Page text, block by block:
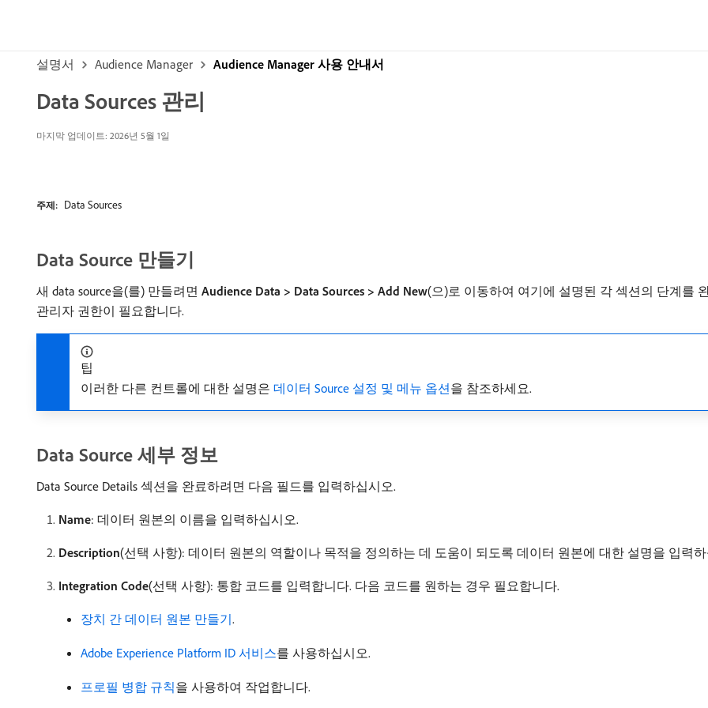
설명서 Audience Manager Audience Manager 사용 안내서
Data Sources 관리
마지막 업데이트: 2026년 5월 1일
주제: Data Sources
Data Source 만들기
새 data source을(를) 만들려면 Audience Data > Data Sources > Add New(으)로 이동하여 여기에 설명된 각 섹션의 단계를
관리자 권한이 필요합니다.
팁
이러한 다른 컨트롤에 대한 설명은 데이터 Source 설정 및 메뉴 옵션을 참조하세요.
Data Source 세부 정보
Data Source Details 섹션을 완료하려면 다음 필드를 입력하십시오.
Name: 데이터 원본의 이름을 입력하십시오.
Description(선택 사항): 데이터 원본의 역할이나 목적을 정의하는 데 도움이 되도록 데이터 원본에 대한 설명을 입력
Integration Code(선택 사항): 통합 코드를 입력합니다. 다음 코드를 원하는 경우 필요합니다.
장치 간 데이터 원본 만들기.
Adobe Experience Platform ID 서비스를 사용하십시오.
프로필 병합 규칙을 사용하여 작업합니다.